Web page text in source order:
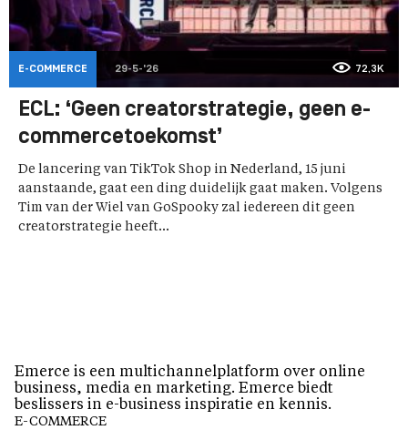
E-COMMERCE 29-5-'26 72,3K
ECL: ‘Geen creatorstrategie, geen e-
commercetoekomst’
De lancering van TikTok Shop in Nederland, 15 juni
aanstaande, gaat een ding duidelijk gaat maken. Volgens
Tim van der Wiel van GoSpooky zal iedereen dit geen
creatorstrategie heeft...
Emerce is een multichannelplatform over online
business, media en marketing. Emerce biedt
beslissers in e-business inspiratie en kennis.
E-COMMERCE